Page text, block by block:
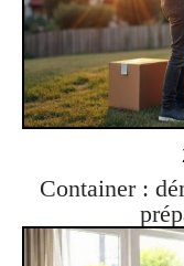
Container :